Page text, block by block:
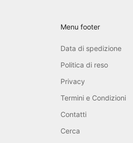
Menu footer
Data di spedizione
Politica di reso
Privacy
Termini e Condizioni
Contatti
Cerca